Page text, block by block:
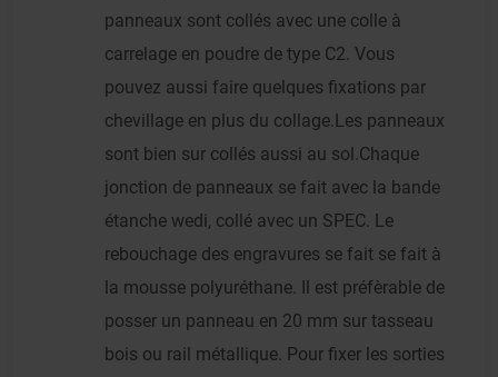
panneaux sont collés avec une colle à
carrelage en poudre de type C2. Vous
pouvez aussi faire quelques fixations par
chevillage en plus du collage.Les panneaux
sont bien sur collés aussi au sol.Chaque
jonction de panneaux se fait avec la bande
étanche wedi, collé avec un SPEC. Le
rebouchage des engravures se fait se fait à
la mousse polyuréthane. Il est préfèrable de
posser un panneau en 20 mm sur tasseau
bois ou rail métallique. Pour fixer les sorties